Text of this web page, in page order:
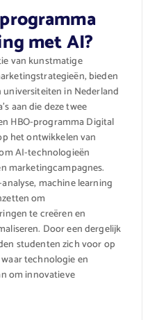
met AI?
van kunstmatige
bieden
in Nederland
aan die deze twee
HBO-programma Digital
het ontwikkelen van
AI-technologieën
marketingcampagnes.
machine learning
om
te creëren en
Door een dergelijk
studenten zich voor op
technologie en
om innovatieve